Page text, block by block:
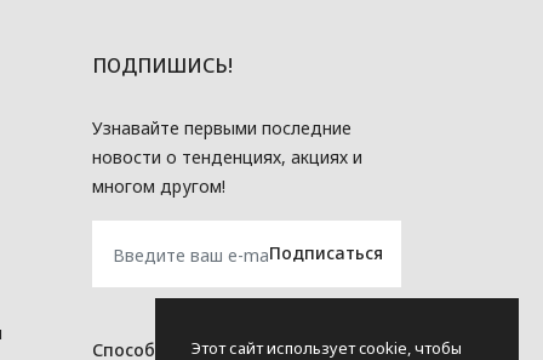
ПОДПИШИСЬ!
Узнавайте первыми последние
новости о тенденциях, акциях и
многом другом!
Способы оплатыЭтот сайт использует cookie, чтобы